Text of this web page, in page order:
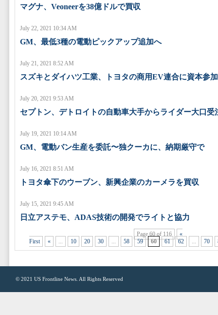
マグナ、Veoneerを38億ドルで買収
July 22, 2021 10:34 AM
GM、最低3種の電動ピックアップ追加へ
July 21, 2021 8:52 AM
スズキとダイハツ工業、トヨタの商用EV連合に資本参加
July 20, 2021 9:53 AM
セプトン、デトロイトの自動車大手からライダー大口受
July 19, 2021 10:14 AM
GM、電動バン生産を委託〜独クーカに、納期厳守で
July 16, 2021 8:51 AM
トヨタ傘下のウーブン、新興企業のカーメラを買収
July 15, 2021 9:45 AM
日立アステモ、ADAS技術の開発でライトと協力
Page 60 of 116
«
First
« ... 10 20 30 ... 58 59 60 61 62 ... 70
© 2021 US Frontline News . All Rights Reserved